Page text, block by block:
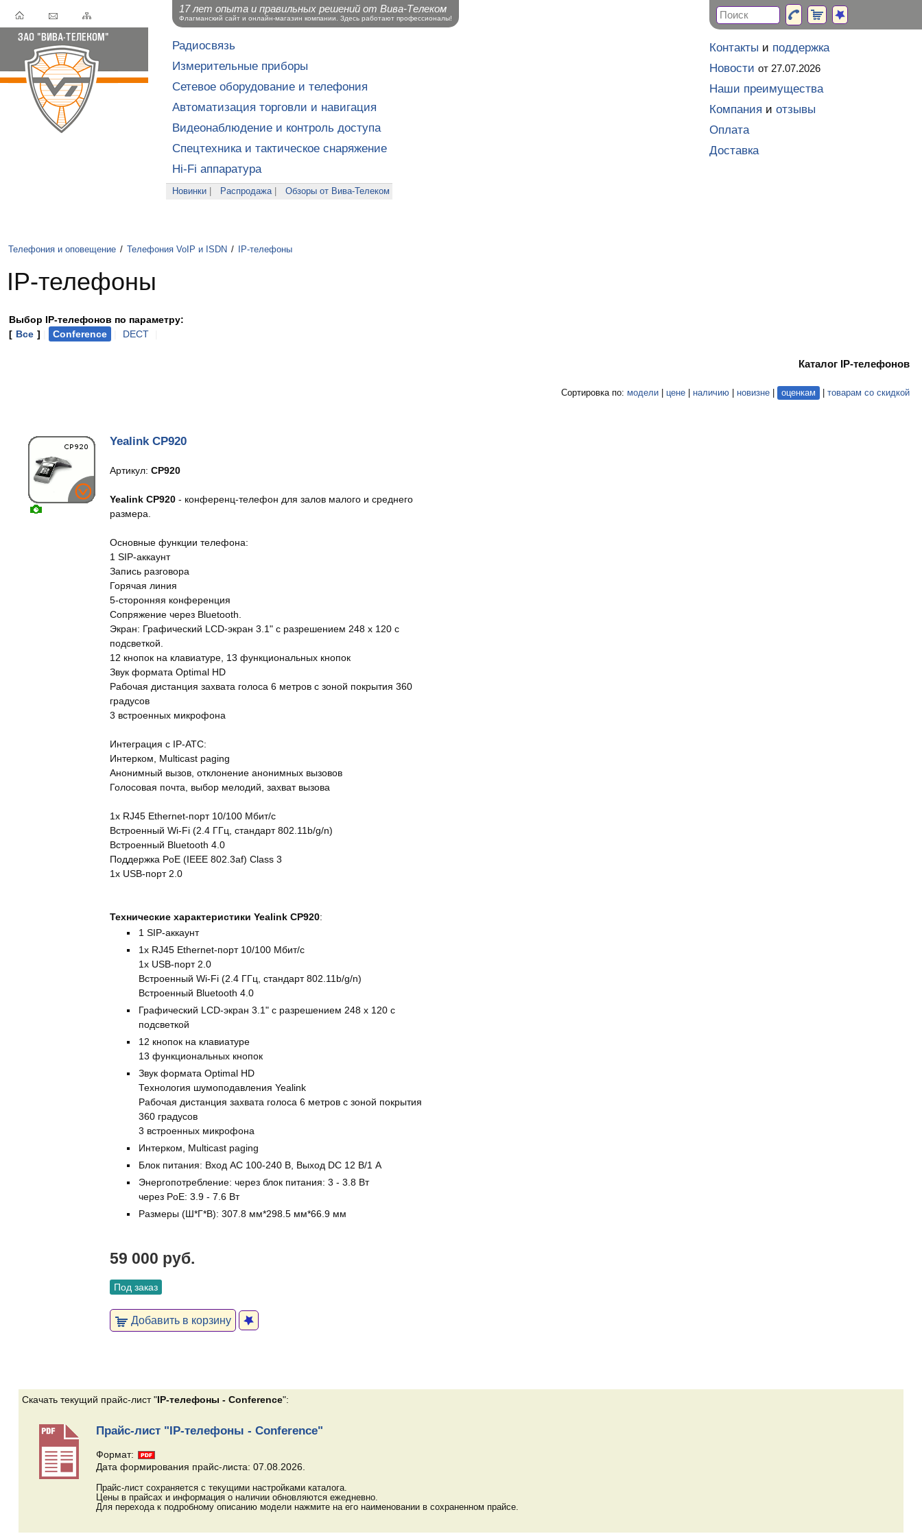
Радиосвязь
Измерительные приборы
Сетевое оборудование и телефония
Автоматизация торговли и навигация
Видеонаблюдение и контроль доступа
Спецтехника и тактическое снаряжение
Hi-Fi аппаратура
Новинки Распродажа| Обзоры от Вива-Телеком
Телефония и оповещение / Телефония VoIP и ISDN / IP-телефоны
IP-телефоны
Выбор IP-телефонов по параметру:
[ Все ] Conference DECT
Каталог IP-телефонов
Сортировка по: модели цене наличию новизне оценкам товарам со скидкой
Yealink CP920
Артикул:CP920
Yealink CP920 - конференц-телефон для залов малого и среднего
размера.
Основные функции телефона:
1 SIP-аккаунт
Запись разговора
Горячая линия
5-сторонняя конференция
Сопряжение через Bluetooth.
Экран: Графический LCD-экран 3.1" с разрешением 248 x 120 с
подсветкой.
12 кнопок на клавиатуре, 13 функциональных кнопок
Звук формата Optimal HD
Рабочая дистанция захвата голоса 6 метров с зоной покрытия 360
градусов
3 встроенных микрофона
Интеграция с IP-АТС:
Интерком, Multicast paging
Анонимный вызов, отклонение анонимных вызовов
Голосовая почта, выбор мелодий, захват вызова
1х RJ45 Ethernet-порт 10/100 Мбит/с
Встроенный Wi-Fi (2.4 ГГц, стандарт 802.11b/g/n)
Встроенный Bluetooth 4.0
Поддержка PoE (IEEE 802.3af) Class 3
1x USB-порт 2.0
Технические характеристики Yealink CP920:
1 SIP-аккаунт
1х RJ45 Ethernet-порт 10/100 Мбит/с
1x USB-порт 2.0
Встроенный Wi-Fi (2.4 ГГц, стандарт 802.11b/g/n)
Встроенный Bluetooth 4.0
Графический LCD-экран 3.1" с разрешением 248 x 120 с
подсветкой
12 кнопок на клавиатуре
13 функциональных кнопок
Звук формата Optimal HD
Технология шумоподавления Yealink
Рабочая дистанция захвата голоса 6 метров с зоной покрытия
360 градусов
3 встроенных микрофона
Интерком, Multicast paging
Блок питания: Вход AC 100-240 В, Выход DC 12 В/1 А
Энергопотребление: через блок питания: 3 - 3.8 Вт
через PoE: 3.9 - 7.6 Вт
Размеры (Ш*Г*В): 307.8 мм*298.5 мм*66.9 мм
59 000 руб.
Под заказ
Добавить в корзину
Скачать текущий прайс-лист "IP-телефоны - Conference":
Прайс-лист "IP-телефоны - Conference"
Формат:
Дата формирования прайс-листа: 07.08.2026.
Прайс-лист сохраняется с текущими настройками каталога.
Цены в прайсах и информация о наличии обновляются ежедневно.
Для перехода к подробному описанию модели нажмите на его наименовании в сохраненном прайсе.
Контакты и поддержка
Новости от 27.07.2026
Наши преимущества
Компания и отзывы
Оплата
Доставка
17 лет опыта и правильных решений от Вива-Телеком
Флагманский сайт и онлайн-магазин компании. Здесь работают профессионалы!